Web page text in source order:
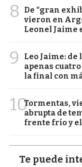
8
De “gran
vieron en
Leonel Jaime
9
Leo Jaime: de
apenas
la final con
10Tormentas,
abrupta de
frente frío y
Te puede